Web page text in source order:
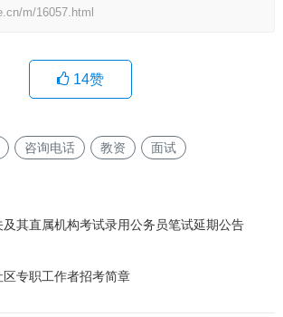
m/16057.html
14赞
咨询电话 教资 面试
其直属机构考试录用公务员笔试延期公告
专职工作者招考简章